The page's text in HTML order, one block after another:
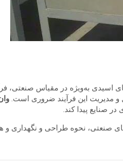
اسیدی به‌ویژه در مقیاس صنعتی،
و مدیریت این فرآیند ضروری است.
صنایع پیدا کند.
صنعتی، نحوه طراحی و نگهداری و